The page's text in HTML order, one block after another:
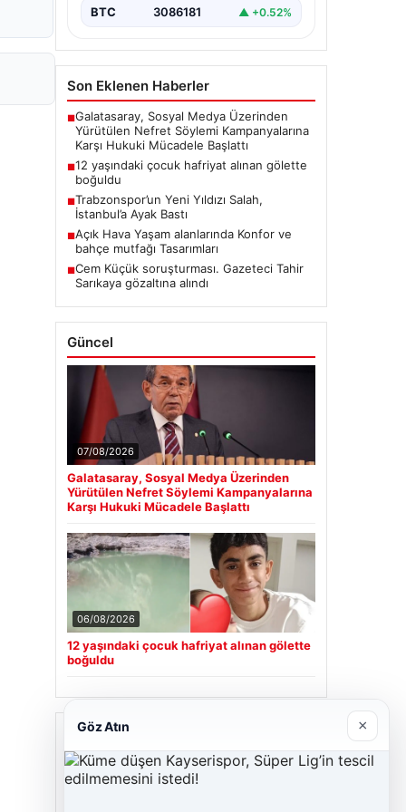
BTC 3086181 ▲ +0.52%
Son Eklenen Haberler
■Galatasaray, Sosyal Medya Üzerinden
Yürütülen Nefret Söylemi Kampanyalarına
Karşı Hukuki Mücadele Başlattı
■12 yaşındaki çocuk hafriyat alınan gölette
boğuldu
■Trabzonspor’un Yeni Yıldızı Salah,
İstanbul’a Ayak Bastı
■Açık Hava Yaşam alanlarında Konfor ve
bahçe mutfağı Tasarımları
■Cem Küçük soruşturması. Gazeteci Tahir
Sarıkaya gözaltına alındı
Güncel
07/08/2026
Galatasaray, Sosyal Medya Üzerinden
Yürütülen Nefret Söylemi Kampanyalarına
Karşı Hukuki Mücadele Başlattı
06/08/2026
12 yaşındaki çocuk hafriyat alınan gölette
boğuldu
Son Eklenen Firmalar
Cengiz Sigorta
Göz Atın ×